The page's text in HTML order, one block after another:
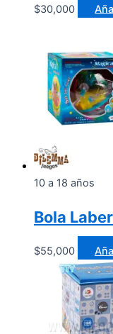
$30,000
10 a 18 años
Bola
$55,000